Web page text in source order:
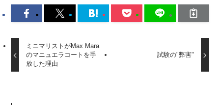
ミニマリストがMax Mara
のマニュエラコートを手
放した理由
試験の"弊害"